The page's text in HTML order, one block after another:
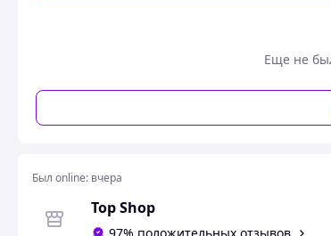
1 мес
Состояние
Новое
крышка с
Материал ручки
Тип
Еще не
Был online: вчера
Top Shop